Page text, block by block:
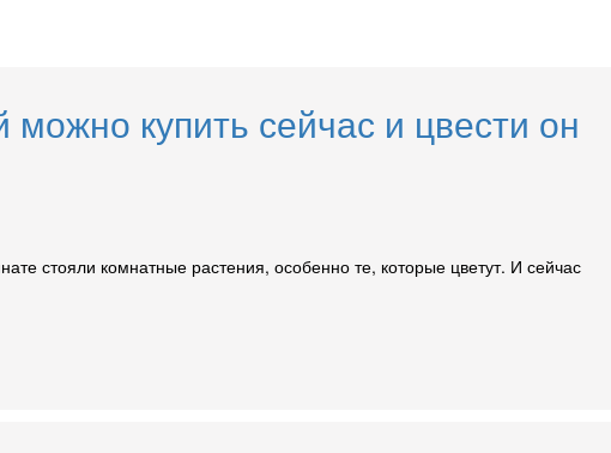
купить сейчас и цвести он
стояли комнатные растения, особенно те, которые цветут. И сейчас